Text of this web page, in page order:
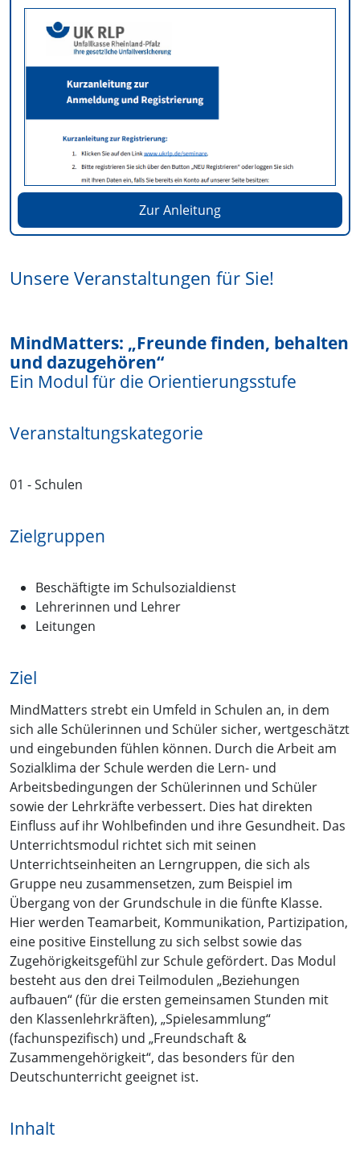
Zur Anleitung
Unsere Veranstaltungen für Sie!
MindMatters: „Freunde finden, behalten
und dazugehören“
Ein Modul für die Orientierungsstufe
Veranstaltungskategorie
01 - Schulen
Zielgruppen
Beschäftigte im Schulsozialdienst
Lehrerinnen und Lehrer
Leitungen
Ziel
MindMatters strebt ein Umfeld in Schulen an, in dem
sich alle Schülerinnen und Schüler sicher, wertgeschätzt
und eingebunden fühlen können. Durch die Arbeit am
Sozialklima der Schule werden die Lern- und
Arbeitsbedingungen der Schülerinnen und Schüler
sowie der Lehrkräfte verbessert. Dies hat direkten
Einfluss auf ihr Wohlbefinden und ihre Gesundheit. Das
Unterrichtsmodul richtet sich mit seinen
Unterrichtseinheiten an Lerngruppen, die sich als
Gruppe neu zusammensetzen, zum Beispiel im
Übergang von der Grundschule in die fünfte Klasse.
Hier werden Teamarbeit, Kommunikation, Partizipation,
eine positive Einstellung zu sich selbst sowie das
Zugehörigkeitsgefühl zur Schule gefördert. Das Modul
besteht aus den drei Teilmodulen „Beziehungen
aufbauen“ (für die ersten gemeinsamen Stunden mit
den Klassenlehrkräften), „Spielesammlung“
(fachunspezifisch) und „Freundschaft &
Zusammengehörigkeit“, das besonders für den
Deutschunterricht geeignet ist.
Inhalt